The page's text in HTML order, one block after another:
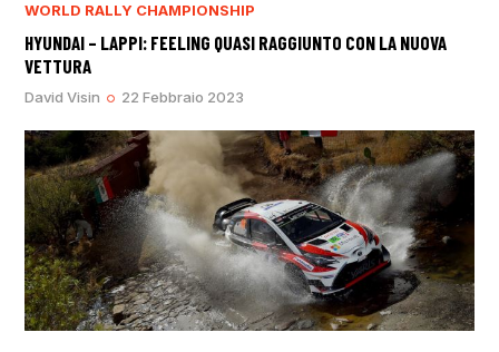
WORLD RALLY CHAMPIONSHIP
HYUNDAI – LAPPI: FEELING QUASI RAGGIUNTO CON LA NUOVA
VETTURA
David Visin 22 Febbraio 2023